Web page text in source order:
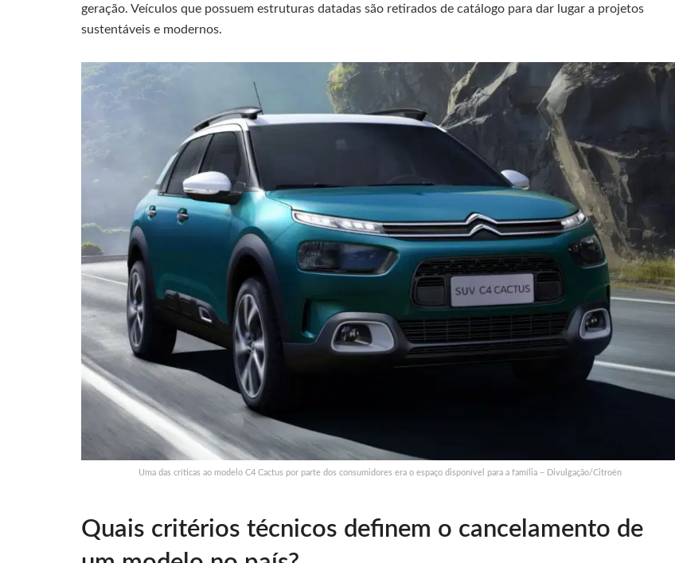
geração. Veículos que possuem estruturas datadas são retirados de catálogo para dar lugar a projetos
sustentáveis e modernos.
Uma das críticas ao modelo C4 Cactus por parte dos consumidores era o espaço disponível para a família – Divulgação/Citroën
Quais critérios técnicos definem o cancelamento de